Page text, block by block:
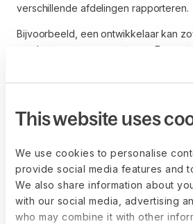
This website uses
We use cookies to personalise
provide social media features and
We also share information about
with our social media, advertising
who may combine it with other
verschillende afdelingen rapporteren.
Bijvoorbeeld, een ontwikkelaar kan
productmanager rapporteren. Een
om deze complexe
dan een hiërarchische.
matrixorganigram
Koppelingen tussen afdelingen
Een onderling verbonden
kennis- en middelenuitwisseling